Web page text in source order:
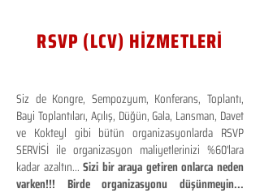
RSVP (LCV) HİZMETLERİ
Siz de Kongre, Sempozyum, Konferans, Toplantı,
Bayi Toplantıları, Açılış, Düğün, Gala, Lansman, Davet
ve Kokteyl gibi bütün organizasyonlarda RSVP
SERVİSİ ile organizasyon maliyetlerinizi %60'lara
kadar azaltın...Sizi bir araya getiren onlarca neden
varken!!! Birde organizasyonu düşünmeyin...